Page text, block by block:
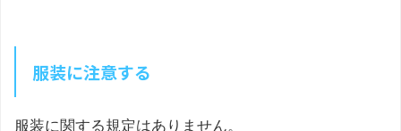
服装に注意する
服装に関する規定はありません。